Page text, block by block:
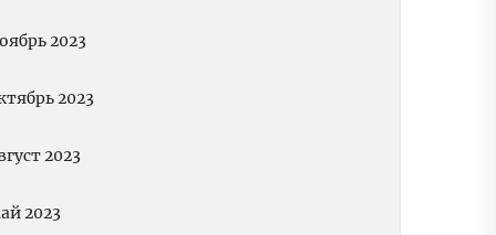
2023
2023
2023
2023